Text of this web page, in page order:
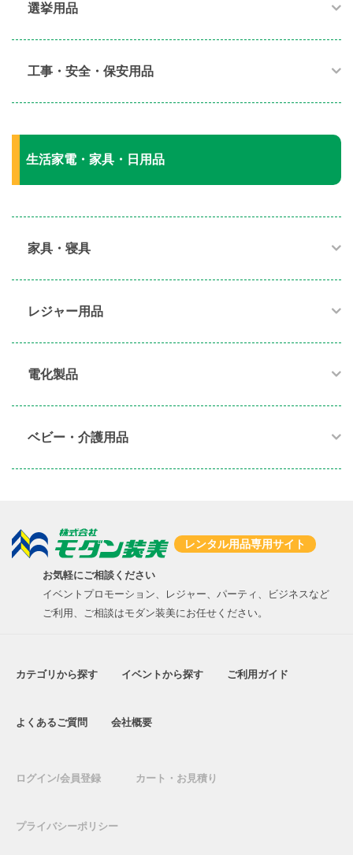
選挙用品
工事・安全・保安用品
生活家電・家具・日用品
家具・寝具​
レジャー用品
電化製品​
ベビー・介護用品​
レンタル用品専用サイト
お気軽にご相談ください
イベントプロモーション、レジャー、パーティ、ビジネスなど
ご利用、ご相談はモダン装美にお任せください。
カテゴリから探す イベントから探す ご利用ガイド
よくあるご質問 会社概要
ログイン/会員登録 カート・お見積り
プライバシーポリシー